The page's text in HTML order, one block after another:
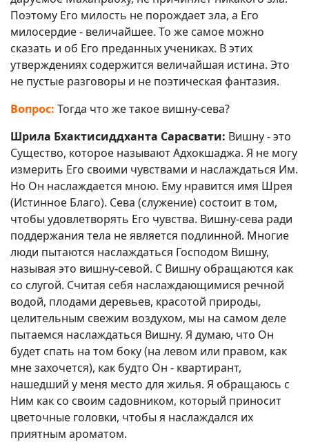
Поэтому Его милость не порождает зла, а Его
милосердие - величайшее. То же самое можно
сказать и об Его преданных учениках. В этих
утверждениях содержится величайшая истина. Это
не пустые разговоры и не поэтическая фантазия.
Вопрос: Тогда что же такое вишну-сева?
Шрила Бхактисиддханта Сарасвати: Вишну - это
Существо, которое называют Адхокшаджа. Я не могу
измерить Его своими чувствами и наслаждаться Им.
Но Он наслаждается мною. Ему нравится имя Шрея
(Истинное Благо). Сева (служение) состоит в том,
чтобы удовлетворять Его чувства. Вишну-сева ради
поддержания тела не является подлинной. Многие
люди пытаются наслаждаться Господом Вишну,
называя это вишну-севой. С Вишну обращаются как
со слугой. Считая себя наслаждающимися речной
водой, плодами деревьев, красотой природы,
целительным свежим воздухом, мы на самом деле
пытаемся наслаждаться Вишну. Я думаю, что Он
будет спать на том боку (на левом или правом, как
мне захочется), как будто Он - квартирант,
нашедший у меня место для жилья. Я обращаюсь с
Ним как со своим садовником, который приносит
цветочные головки, чтобы я наслаждался их
приятным ароматом.